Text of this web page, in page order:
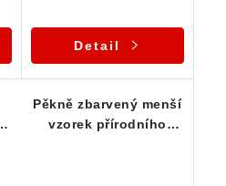
Detail
Pěkně zbarvený menší
vzorek přírodního